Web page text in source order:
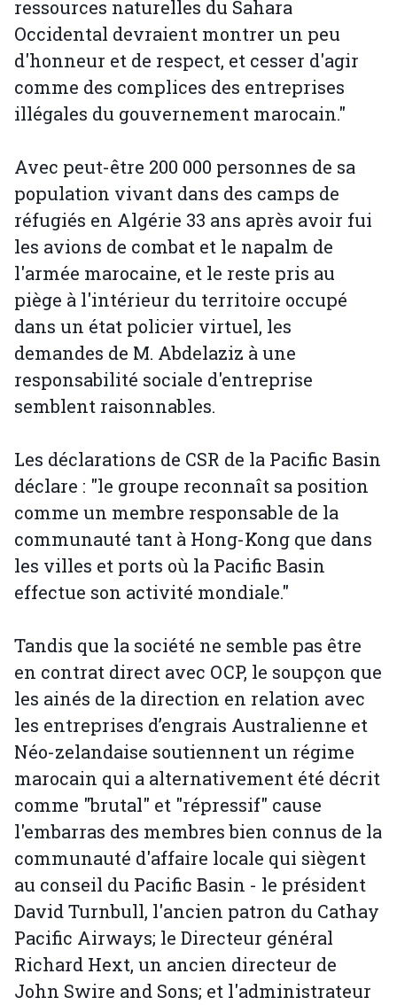
ressources naturelles du Sahara
Occidental devraient montrer un peu
d'honneur et de respect, et cesser d'agir
comme des complices des entreprises
illégales du gouvernement marocain."
Avec peut-être 200 000 personnes de sa
population vivant dans des camps de
réfugiés en Algérie 33 ans après avoir fui
les avions de combat et le napalm de
l'armée marocaine, et le reste pris au
piège à l'intérieur du territoire occupé
dans un état policier virtuel, les
demandes de M. Abdelaziz à une
responsabilité sociale d'entreprise
semblent raisonnables.
Les déclarations de CSR de la Pacific Basin
déclare : "le groupe reconnaît sa position
comme un membre responsable de la
communauté tant à Hong-Kong que dans
les villes et ports où la Pacific Basin
effectue son activité mondiale."
Tandis que la société ne semble pas être
en contrat direct avec OCP, le soupçon que
les ainés de la direction en relation avec
les entreprises d’engrais Australienne et
Néo-zelandaise soutiennent un régime
marocain qui a alternativement été décrit
comme "brutal" et "répressif" cause
l'embarras des membres bien connus de la
communauté d'affaire locale qui siègent
au conseil du Pacific Basin - le président
David Turnbull, l'ancien patron du Cathay
Pacific Airways; le Directeur général
Richard Hext, un ancien directeur de
John Swire and Sons; et l'administrateur